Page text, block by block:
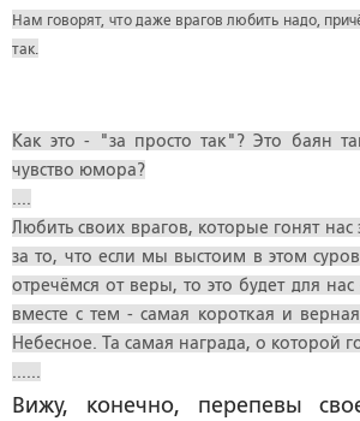
Нам говорят, что даже врагов любить надо,
так.
Как это - "за просто так"? Это баян
чувство юмора?
....
Любить своих врагов, которые гонят нас
за то, что если мы выстоим в этом
отречёмся от веры, то это будет для
вместе с тем - самая короткая и
Небесное. Та самая награда, о которой
......
Вижу, конечно, перепевы